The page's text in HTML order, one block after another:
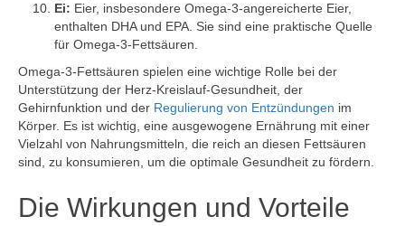
Ei: Eier, insbesondere Omega-3-angereicherte Eier,
enthalten DHA und EPA. Sie sind eine praktische Quelle
für Omega-3-Fettsäuren.
Omega-3-Fettsäuren spielen eine wichtige Rolle bei der
Unterstützung der Herz-Kreislauf-Gesundheit, der
Gehirnfunktion und der Regulierung von Entzündungen im
Körper. Es ist wichtig, eine ausgewogene Ernährung mit einer
Vielzahl von Nahrungsmitteln, die reich an diesen Fettsäuren
sind, zu konsumieren, um die optimale Gesundheit zu fördern.
Die Wirkungen und Vorteile